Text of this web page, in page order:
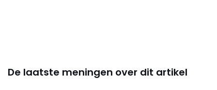
De laatste meningen over dit artikel